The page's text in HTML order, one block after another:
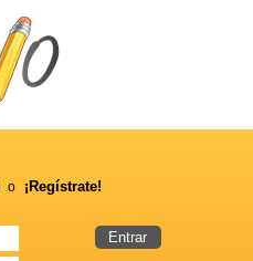
o ¡Regístrate!